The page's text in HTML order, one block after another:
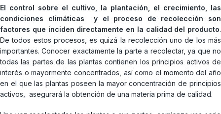
El control sobre el cultivo, la plantación, el crecimiento, las
condiciones climáticas y el proceso de recolección son
factores que inciden directamente en la calidad del producto.
De todos estos procesos, es quizá la recolección uno de los más
importantes. Conocer exactamente la parte a recolectar, ya que no
todas las partes de las plantas contienen los principios activos de
interés o mayormente concentrados, así como el momento del año
en el que las plantas poseen la mayor concentración de principios
activos, asegurará la obtención de una materia prima de calidad.